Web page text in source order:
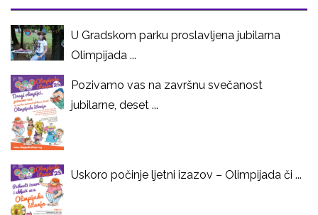
U Gradskom parku proslavljena jubilarna
Olimpijada ...
Pozivamo vas na završnu svečanost
jubilarne, deset ...
Uskoro počinje ljetni izazov – Olimpijada či ...